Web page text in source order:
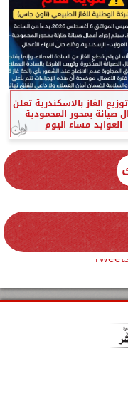
الغاز بالاسكندرية تعلن
صيانة بمحور المحمودية
العوايد مساء اليوم